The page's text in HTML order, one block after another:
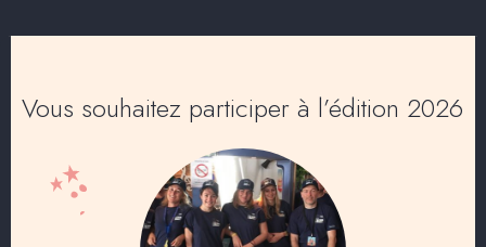
Vous souhaitez participer à l’édition 2026